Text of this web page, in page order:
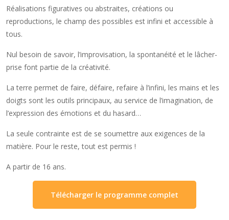
Réalisations figuratives ou abstraites, créations ou
reproductions, le champ des possibles est infini et accessible à
tous.
Nul besoin de savoir, l’improvisation, la spontanéité et le lâcher-
prise font partie de la créativité.
La terre permet de faire, défaire, refaire à l’infini, les mains et les
doigts sont les outils principaux, au service de l’imagination, de
l’expression des émotions et du hasard…
La seule contrainte est de se soumettre aux exigences de la
matière. Pour le reste, tout est permis !
A partir de 16 ans.
Télécharger le programme complet